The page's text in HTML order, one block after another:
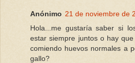
Anónimo 21 de noviembre de
Hola...me gustaría saber si
estar siempre juntos o hay
comiendo huevos normales a
gallo?